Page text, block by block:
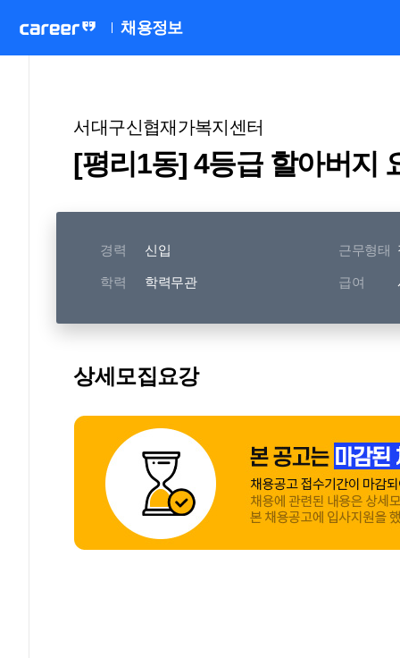
채용정보
서대구신협재가복지센터
[평리1동] 4등급 할아버지
경력 신입 근무형태
학력 학력무관 급여
상세모집요강